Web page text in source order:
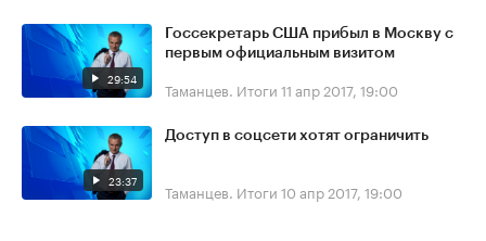
29:54
Госсекретарь США прибыл в Москву с
первым официальным визитом
Таманцев. Итоги 11 апр 2017, 19:00
23:37
Доступ в соцсети хотят ограничить
Таманцев. Итоги 10 апр 2017, 19:00